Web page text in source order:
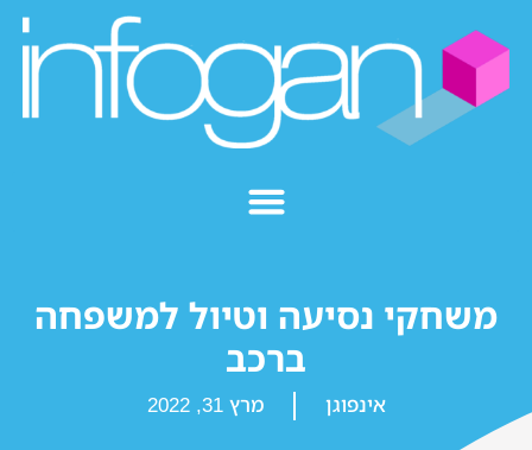
משחקי נסיעה וטיול למשפחה
ברכב
אינפוגן מרץ 31, 2022